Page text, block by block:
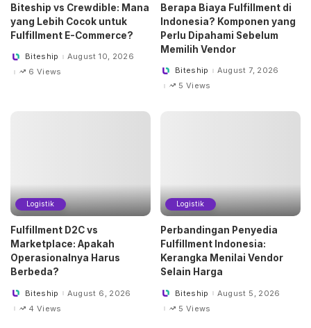
Biteship vs Crewdible: Mana
yang Lebih Cocok untuk
Fulfillment E-Commerce?
PostedBiteship
August 10, 2026
6 Views
Berapa Biaya Fulfillment di
Indonesia? Komponen yang
Perlu Dipahami Sebelum
Memilih Vendor
PostedBiteship
August 7, 2026
5 Views
Logistik
Fulfillment D2C vs
Marketplace: Apakah
Operasionalnya Harus
Berbeda?
PostedBiteship
August 6, 2026
4 Views
Logistik
Perbandingan Penyedia
Fulfillment Indonesia:
Kerangka Menilai Vendor
Selain Harga
PostedBiteship
August 5, 2026
5 Views